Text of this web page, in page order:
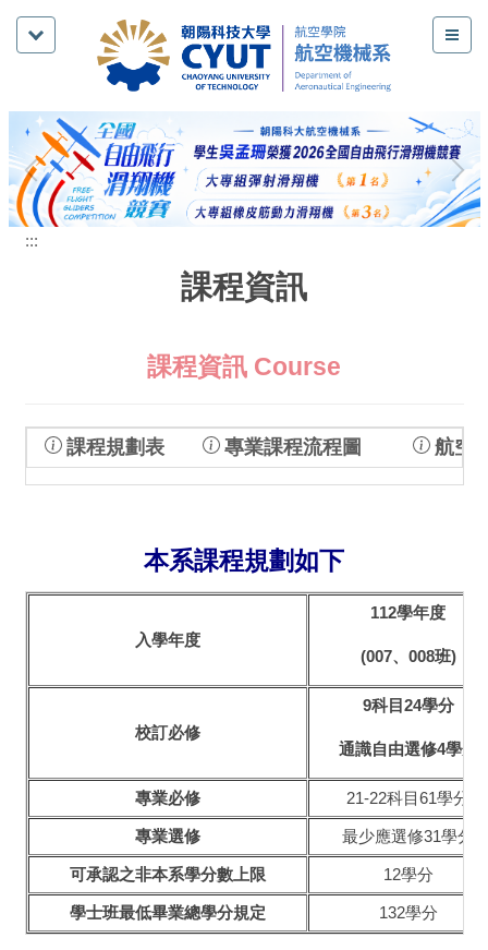
跳
內
容
區
:::
課程資訊
課程資訊 Course
課程規劃表 專業課程流程圖 航空
本系課程規劃如下
入學年度
112學年度
(007、008班)
校訂必修
9科目24學分
通識自由選修4學分
專業必修 21-22科目61學分
專業選修 最少應選修31學分
可承認之非本系學分數上限 12學分
學士班最低畢業總學分規定 132學分